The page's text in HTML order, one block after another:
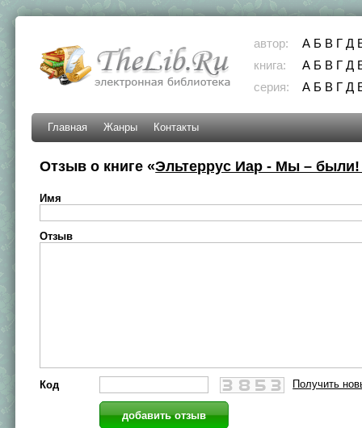
автор: А Б В Г Д
книга:
А Б В Г Д
серия:
А Б В Г Д
Главная Жанры Контакты
Отзыв о книге «Эльтеррус Иар - Мы – были!
Имя
Отзыв
Код Получить